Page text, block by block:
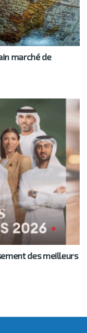
marché de
des meilleurs